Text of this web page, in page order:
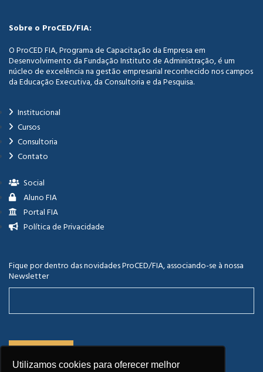
Utilizamos cookies para oferecer melhor
Sobre o ProCED/FIA:
O ProCED FIA, Programa de Capacitação da Empresa em
Desenvolvimento da Fundação Instituto de Administração, é um
núcleo de excelência na gestão empresarial reconhecido nos campos
da Educação Executiva, da Consultoria e da Pesquisa.
Institucional
Cursos
Consultoria
Contato
Social
Aluno FIA
Portal FIA
Política de Privacidade
Fique por dentro das novidades ProCED/FIA, associando-se à nossa
Newsletter